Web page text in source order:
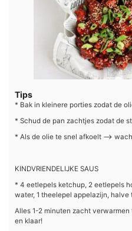
Tips
* Bak in kleinere porties zodat de
* Schud de pan zachtjes zodat de
* Als de olie te snel afkoelt –>
KINDVRIENDELIJKE SAUS
* 4 eetlepels ketchup, 2 eetlepels
water, 1 theelepel appelazijn,
Alles 1-2 minuten zacht
en klaar!